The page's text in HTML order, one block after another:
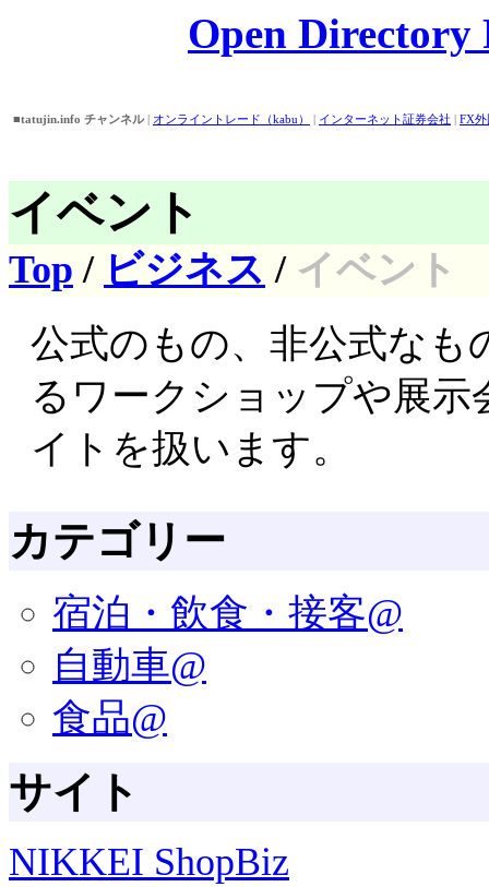
Open
■tatujin.info チャンネル| オンライントレード（kabu） | インターネット証券会社 | FX
イベント
Top / ビジネス / イベント
公式のもの、非公式なも
るワークショップや展
イトを扱います。
カテゴリー
宿泊・飲食・接客@
自動車@
食品@
サイト
NIKKEI ShopBiz